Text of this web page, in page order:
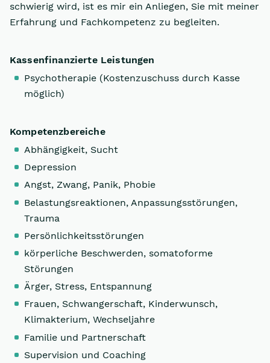
schwierig wird, ist es mir ein Anliegen, Sie mit meiner
Erfahrung und Fachkompetenz zu begleiten.
Kassenfinanzierte Leistungen
Psychotherapie (Kostenzuschuss durch Kasse
möglich)
Kompetenzbereiche
Abhängigkeit, Sucht
Depression
Angst, Zwang, Panik, Phobie
Belastungsreaktionen, Anpassungsstörungen,
Trauma
Persönlichkeitsstörungen
körperliche Beschwerden, somatoforme
Störungen
Ärger, Stress, Entspannung
Frauen, Schwangerschaft, Kinderwunsch,
Klimakterium, Wechseljahre
Familie und Partnerschaft
Supervision und Coaching